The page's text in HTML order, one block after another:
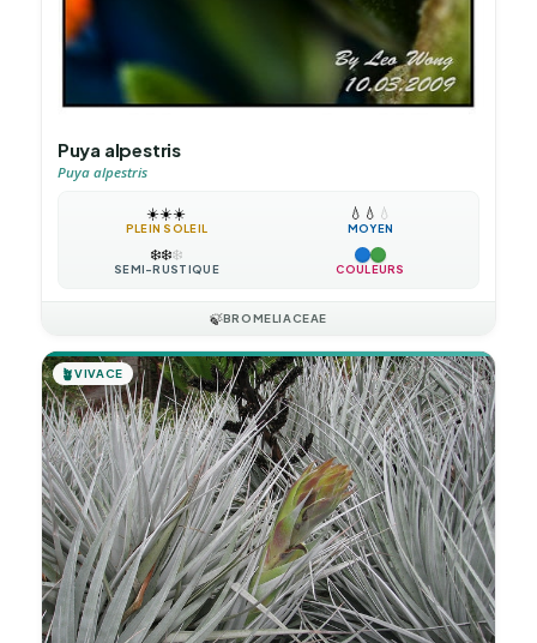
Puya alpestris
Puya alpestris
☀️☀️☀️
PLEIN SOLEIL
💧 💧 💧
MOYEN
❄️❄️❄️
SEMI-RUSTIQUE COULEURS
🍃BROMELIACEAE
🪴VIVACE